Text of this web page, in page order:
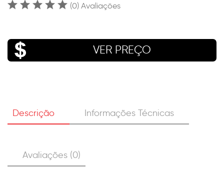
(0) Avaliações
VER PREÇO
Descrição Informações Técnicas
Avaliações (0)